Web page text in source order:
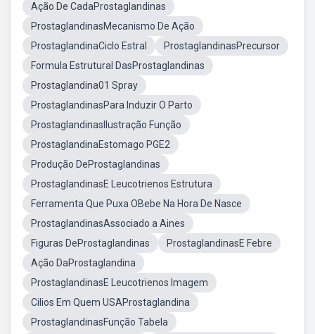
Ação De CadaProstaglandinas
ProstaglandinasMecanismo De Ação
ProstaglandinaCiclo Estral
ProstaglandinasPrecursor
Formula Estrutural DasProstaglandinas
Prostaglandina01 Spray
ProstaglandinasPara Induzir O Parto
ProstaglandinasIlustração Função
ProstaglandinaEstomago PGE2
Produção DeProstaglandinas
ProstaglandinasE Leucotrienos Estrutura
Ferramenta Que Puxa OBebe Na Hora De Nasce
ProstaglandinasAssociado a Aines
Figuras DeProstaglandinas
ProstaglandinasE Febre
Ação DaProstaglandina
ProstaglandinasE Leucotrienos Imagem
Cilios Em Quem USAProstaglandina
ProstaglandinasFunção Tabela